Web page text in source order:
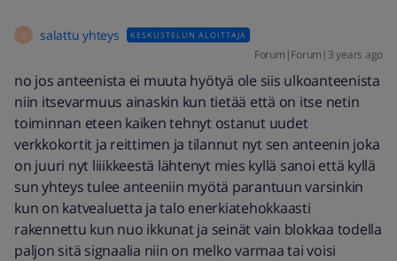
S salattu yhteys KESKUSTELUN ALOITTAJA
Forum|Forum|3 years ago
no jos anteenista ei muuta hyötyä ole siis ulkoanteenista
niin itsevarmuus ainaskin kun tietää että on itse netin
toiminnan eteen kaiken tehnyt ostanut uudet
verkkokortit ja reittimen ja tilannut nyt sen anteenin joka
on juuri nyt liiikkeestä lähtenyt mies kyllä sanoi että kyllä
sun yhteys tulee anteeniin myötä parantuun varsinkin
kun on katvealuetta ja talo enerkiatehokkaasti
rakennettu kun nuo ikkunat ja seinät vain blokkaa todella
paljon sitä signaalia niin on melko varmaa tai voisi